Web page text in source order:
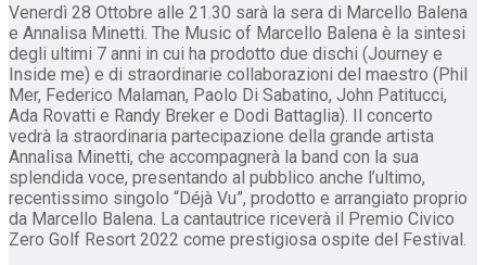
Venerdì 28 Ottobre alle 21.30 sarà la sera di Marcello Balena
e Annalisa Minetti. The Music of Marcello Balena è la sintesi
degli ultimi 7 anni in cui ha prodotto due dischi (Journey e
Inside me) e di straordinarie collaborazioni del maestro (Phil
Mer, Federico Malaman, Paolo Di Sabatino, John Patitucci,
Ada Rovatti e Randy Breker e Dodi Battaglia). Il concerto
vedrà la straordinaria partecipazione della grande artista
Annalisa Minetti, che accompagnerà la band con la sua
splendida voce, presentando al pubblico anche l’ultimo,
recentissimo singolo “Déjà Vu”, prodotto e arrangiato proprio
da Marcello Balena. La cantautrice riceverà il Premio Civico
Zero Golf Resort 2022 come prestigiosa ospite del Festival.